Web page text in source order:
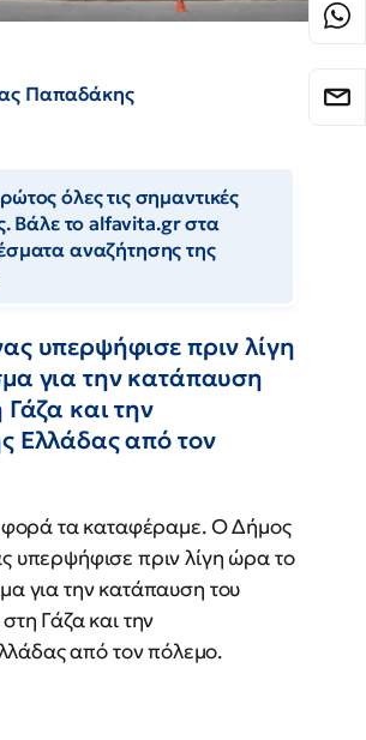
Παπαδάκης
όλες τις σημαντικές
Βάλε το alfavita.gr στα
αναζήτησης της
υπερψήφισε πριν λίγη
για την κατάπαυση
και την
Ελλάδας από τον
φορά τα καταφέραμε. Ο Δήμος
υπερψήφισε πριν λίγη ώρα το
για την κατάπαυση του
Γάζα και την
από τον πόλεμο.